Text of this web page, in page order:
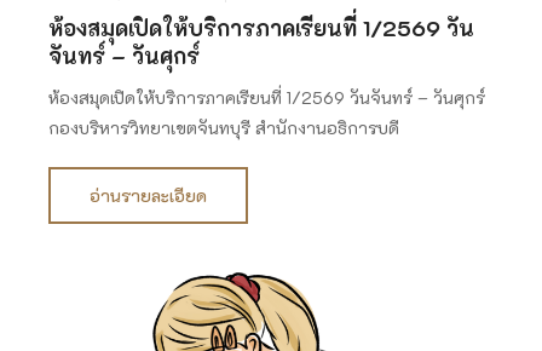
ห้องสมุดเปิดให้บริการภาคเรียนที่ 1/2569 วัน
จันทร์ – วันศุกร์
ห้องสมุดเปิดให้บริการภาคเรียนที่ 1/2569 วันจันทร์ – วันศุกร์
กองบริหารวิทยาเขตจันทบุรี สำนักงานอธิการบดี
อ่านรายละเอียด